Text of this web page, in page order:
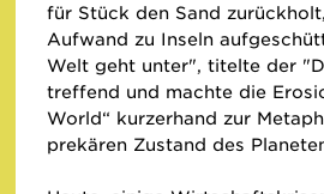
für Stück den Sand
Aufwand zu Inseln
Welt geht unter", titelte der
treffend und machte die
World“ kurzerhand zur
prekären Zustand des